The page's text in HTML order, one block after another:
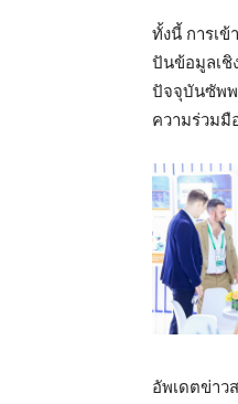
ทั้งนี้ การเ
ปันข้อมูลเชิ
ปัจจุบันซัพพ
ความร่วมมื
อัพเดตข่าว